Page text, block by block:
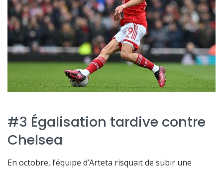
#3 Égalisation tardive contre
Chelsea
En octobre, l’équipe d’Arteta risquait de subir une